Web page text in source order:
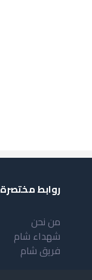
روابط مختصرة
من نحن
شهداء شام
فريق شام